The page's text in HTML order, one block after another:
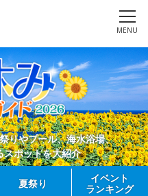
MENU
りやプール、海水浴場、
スポットを大紹介
夏祭り
イベント
ランキング